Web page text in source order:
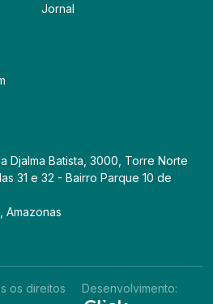
Jornal
Djalma Batista, 3000, Torre Norte
31 e 32 - Bairro Parque 10 de
Amazonas
os direitos
Desenvolvimento: